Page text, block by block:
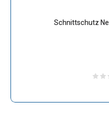
Schnittschutz